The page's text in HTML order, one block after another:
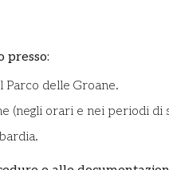
presso:
Parco delle Groane.
(negli orari e nei periodi di